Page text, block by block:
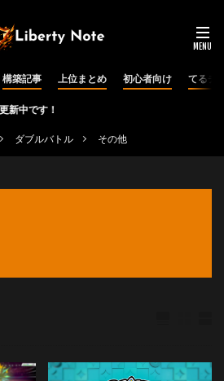
構築記事 上位まとめ 初心者向け てるチ
す！
ダブルバトル その他